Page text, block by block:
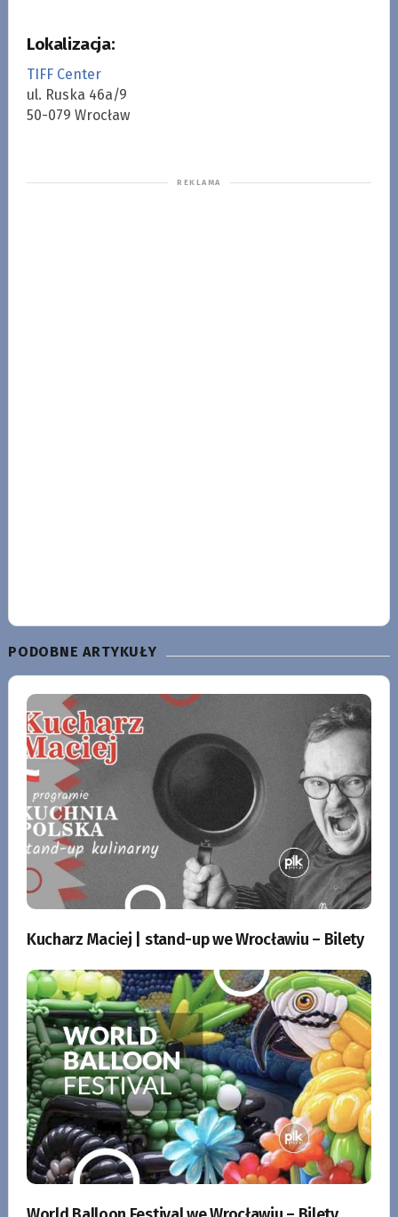
Lokalizacja:
TIFF Center
ul. Ruska 46a/9
50-079 Wrocław
PODOBNE ARTYKUŁY
Kucharz Maciej | stand-up we Wrocławiu – Bilety